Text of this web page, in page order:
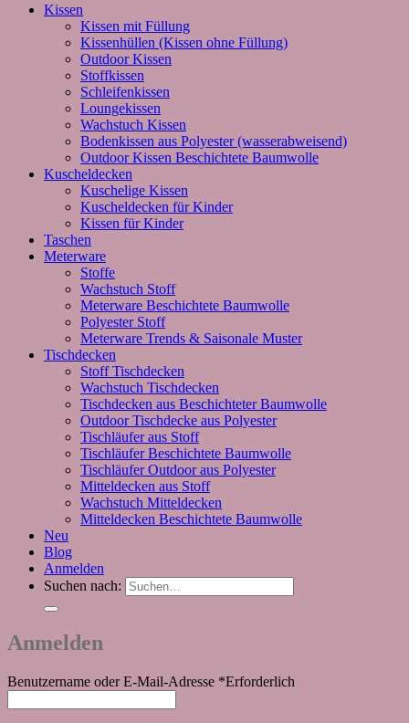
Kissen
Kissen mit Füllung
Kissenhüllen (Kissen ohne Füllung)
Outdoor Kissen
Stoffkissen
Schleifenkissen
Loungekissen
Wachstuch Kissen
Bodenkissen aus Polyester (wasserabweisend)
Outdoor Kissen Beschichtete Baumwolle
Kuscheldecken
Kuschelige Kissen
Kuscheldecken für Kinder
Kissen für Kinder
Taschen
Meterware
Stoffe
Wachstuch Stoff
Meterware Beschichtete Baumwolle
Polyester Stoff
Meterware Trends & Saisonale Muster
Tischdecken
Stoff Tischdecken
Wachstuch Tischdecken
Tischdecken aus Beschichteter Baumwolle
Outdoor Tischdecke aus Polyester
Tischläufer aus Stoff
Tischläufer Beschichtete Baumwolle
Tischläufer Outdoor aus Polyester
Mitteldecken aus Stoff
Wachstuch Mitteldecken
Mitteldecken Beschichtete Baumwolle
Neu
Blog
Anmelden
Suchen nach:
Anmelden
Benutzername oder E-Mail-Adresse *Erforderlich